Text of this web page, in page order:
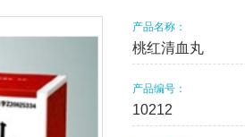
产品名称：
桃红清血丸
产品编号：
10212